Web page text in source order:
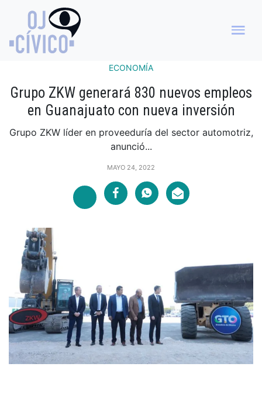
ECONOMÍA
Grupo ZKW generará 830 nuevos empleos
en Guanajuato con nueva inversión
Grupo ZKW líder en proveeduría del sector automotriz,
anunció...
MAYO 24, 2022